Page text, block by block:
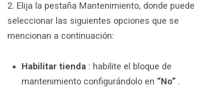
2. Elija la pestaña Mantenimiento, donde puede
seleccionar las siguientes opciones que se
mencionan a continuación:
Habilitar tienda : habilite el bloque de
mantenimiento configurándolo en “No”.